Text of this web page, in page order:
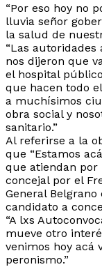
“Por eso hoy no
lluvia señor
la salud de
“Las
nos dijeron que
el hospital
que hacen todo
a muchísimos
obra social y
sanitario.”
Al referirse a la
que “Estamos
que atiendan por
concejal por el
General
candidato a
“A lxs
mueve otro
venimos hoy acá
peronismo.”